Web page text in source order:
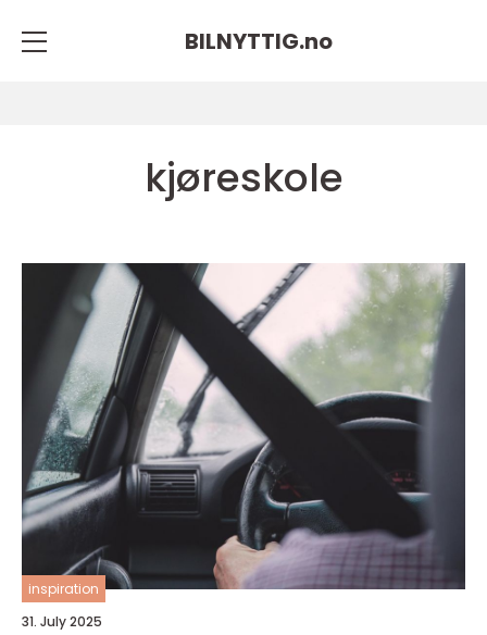
BILNYTTIG.no
kjøreskole
inspiration
31. July 2025